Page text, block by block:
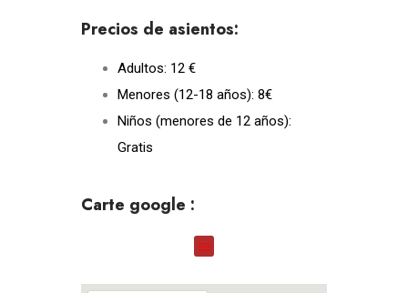
Precios de asientos:
Adultos: 12 €
Menores (12-18 años): 8€
Niños (menores de 12 años):
Gratis
Carte google :